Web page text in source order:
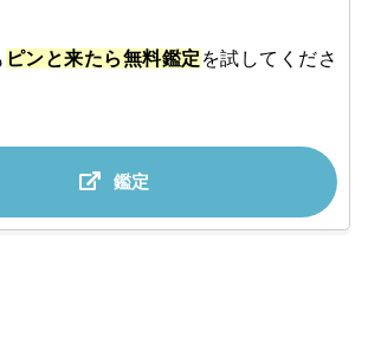
ピンと来たら無料鑑定 を試してくださ
鑑定